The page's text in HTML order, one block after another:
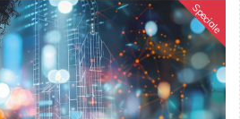
Speciale